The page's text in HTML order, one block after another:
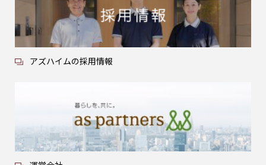
アズハイムの採用情報